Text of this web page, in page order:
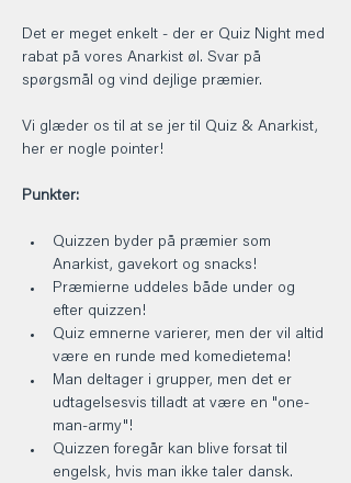
Det er meget enkelt - der er Quiz Night med
rabat på vores Anarkist øl. Svar på
spørgsmål og vind dejlige præmier.
Vi glæder os til at se jer til Quiz & Anarkist,
her er nogle pointer!
Punkter:
Quizzen byder på præmier som
Anarkist, gavekort og snacks!
Præmierne uddeles både under og
efter quizzen!
Quiz emnerne varierer, men der vil altid
være en runde med komedietema!
Man deltager i grupper, men det er
udtagelsesvis tilladt at være en "one-
man-army"!
Quizzen foregår kan blive forsat til
engelsk, hvis man ikke taler dansk.